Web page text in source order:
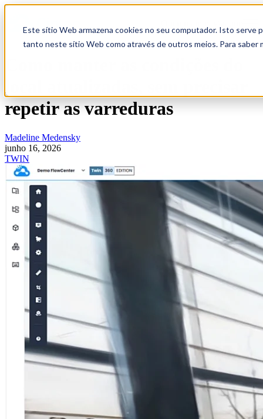
Este sítio Web armazena cookies no seu computador. Isto serve
tanto neste sítio Web como através de outros meios. Para saber
local atualizadas, sem precisar
repetir as varreduras
Madeline Medensky
junho 16, 2026
TWIN